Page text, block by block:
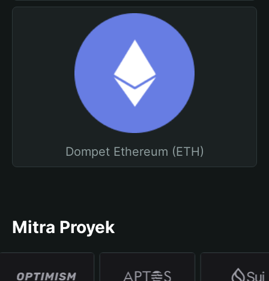
Dompet Ethereum (ETH)
Mitra Proyek